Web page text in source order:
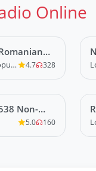
Online
Etno, Populara 4.7 328
Non-
5.0 160